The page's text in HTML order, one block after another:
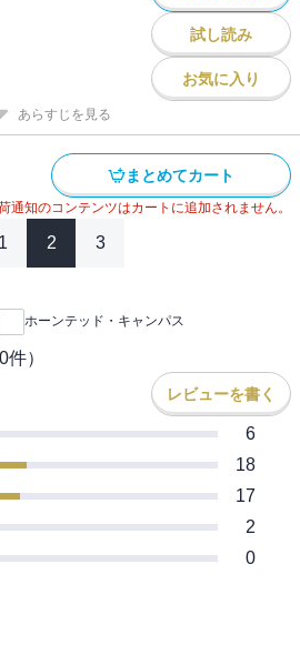
試し読み
お気に入り
あらすじを見る
まとめてカート
通知のコンテンツはカートに追加されません。
1 2 3
ホーンテッド・キャンパス
件）
レビューを書く
6
18
17
2
0